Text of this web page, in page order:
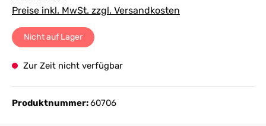
Preise inkl. MwSt. zzgl. Versandkosten
Nicht auf Lager
Zur Zeit nicht verfügbar
Produktnummer:60706